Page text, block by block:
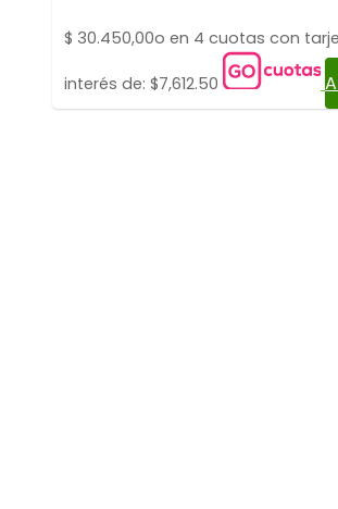
$ 30.450,00o en 4 cuotas con
interés de: $7,612.50